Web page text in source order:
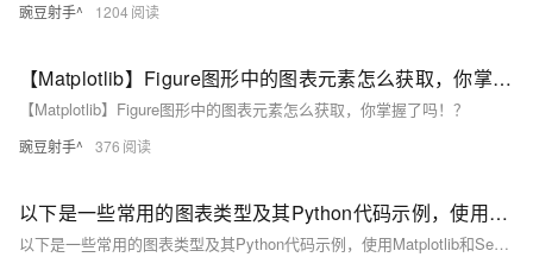
豌豆射手^ 1204
【Matplotlib】Figure图形中的图表元素怎么获取，你掌握了吗！？
【Matplotlib】Figure图形中的图表元素怎么获取，你掌握了吗！？
豌豆射手^ 376
以下是一些常用的图表类型及其Python代码示例，使用Matplotlib和Seaborn库。
以下是一些常用的图表类型及其Python代码示例，使用Matplotlib和Seaborn库。